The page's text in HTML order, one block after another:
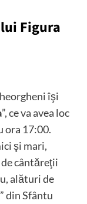
Figura
îşi
”, ce va avea loc
ora 17:00.
şi mari,
cântăreţii
alături de
din Sfântu